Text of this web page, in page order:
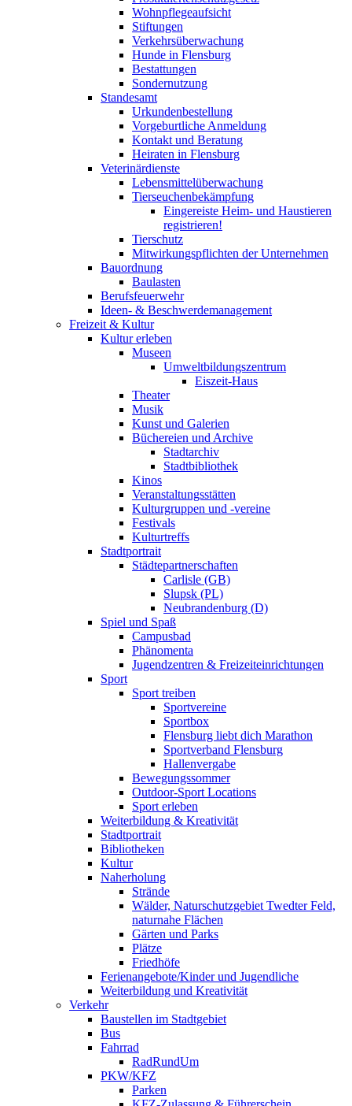
Wohnpflegeaufsicht
Stiftungen
Verkehrsüberwachung
Hunde in Flensburg
Bestattungen
Sondernutzung
Standesamt
Urkundenbestellung
Vorgeburtliche Anmeldung
Kontakt und Beratung
Heiraten in Flensburg
Veterinärdienste
Lebensmittelüberwachung
Tierseuchenbekämpfung
Eingereiste Heim- und Haustieren
registrieren!
Tierschutz
Mitwirkungspflichten der Unternehmen
Bauordnung
Baulasten
Berufsfeuerwehr
Ideen- & Beschwerdemanagement
Freizeit & Kultur
Kultur erleben
Museen
Umweltbildungszentrum
Eiszeit-Haus
Theater
Musik
Kunst und Galerien
Büchereien und Archive
Stadtarchiv
Stadtbibliothek
Kinos
Veranstaltungsstätten
Kulturgruppen und -vereine
Festivals
Kulturtreffs
Stadtportrait
Städtepartnerschaften
Carlisle (GB)
Slupsk (PL)
Neubrandenburg (D)
Spiel und Spaß
Campusbad
Phänomenta
Jugendzentren & Freizeiteinrichtungen
Sport
Sport treiben
Sportvereine
Sportbox
Flensburg liebt dich Marathon
Sportverband Flensburg
Hallenvergabe
Bewegungssommer
Outdoor-Sport Locations
Sport erleben
Weiterbildung & Kreativität
Stadtportrait
Bibliotheken
Kultur
Naherholung
Strände
Wälder, Naturschutzgebiet Twedter Feld,
naturnahe Flächen
Gärten und Parks
Plätze
Friedhöfe
Ferienangebote/Kinder und Jugendliche
Weiterbildung und Kreativität
Verkehr
Baustellen im Stadtgebiet
Bus
Fahrrad
RadRundUm
PKW/KFZ
Parken